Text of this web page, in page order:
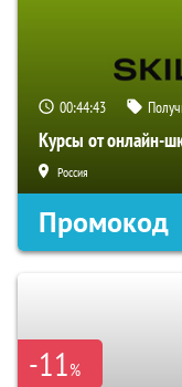
00:44:42
Курсы от онлайн-
Россия
Промокод
-11%